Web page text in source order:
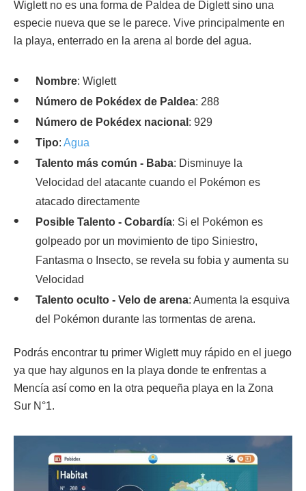
Wiglett no es una forma de Paldea de Diglett sino una
especie nueva que se le parece. Vive principalmente en
la playa, enterrado en la arena al borde del agua.
Nombre: Wiglett
Número de Pokédex de Paldea: 288
Número de Pokédex nacional : 929
Tipo: Agua
Talento más común - Baba: Disminuye la
Velocidad del atacante cuando el Pokémon es
atacado directamente
Posible Talento - Cobardía: Si el Pokémon es
golpeado por un movimiento de tipo Siniestro,
Fantasma o Insecto, se revela su fobia y aumenta su
Velocidad
Talento oculto - Velo de arena: Aumenta la esquiva
del Pokémon durante las tormentas de arena.
Podrás encontrar tu primer Wiglett muy rápido en el juego
ya que hay algunos en la playa donde te enfrentas a
Mencía así como en la otra pequeña playa en la Zona
Sur N°1.